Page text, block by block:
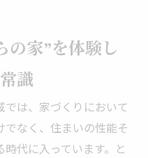
の家”を体験し
識
は、家づくりにおいて
でなく、住まいの性能そ
代に入っています。と